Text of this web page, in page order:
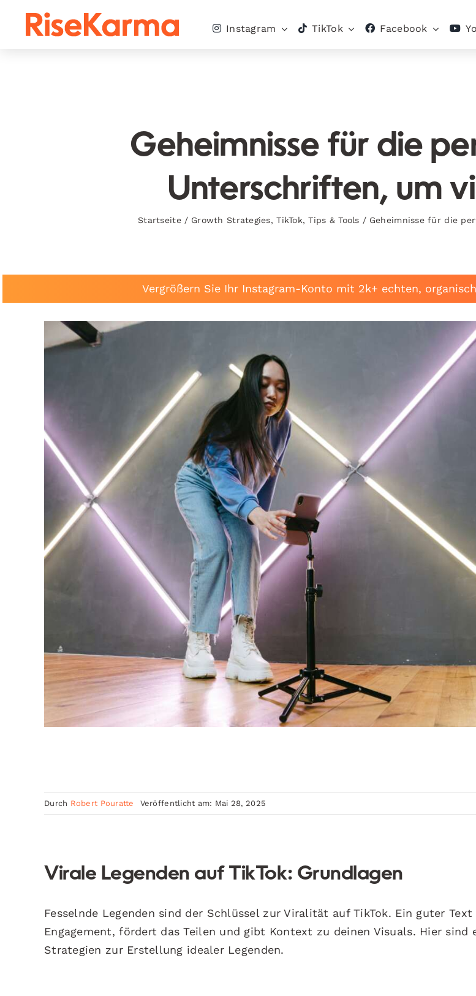
Instagram TikTok Facebook
Geheimnisse für die
Unterschriften, um
Startseite / Growth Strategies,TikTok,Tips & Tools / Geheimnisse für die
Vergrößern Sie Ihr Instagram-Konto mit 2k+ echten,
Durch Robert Pouratte Veröffentlicht am: Mai 28, 2025
Virale Legenden auf TikTok: Grundlagen
Fesselnde Legenden sind der Schlüssel zur Viralität auf TikTok. Ein guter
Engagement, fördert das Teilen und gibt Kontext zu deinen Visuals. Hier sind
Strategien zur Erstellung idealer Legenden.